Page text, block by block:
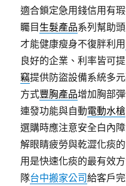
適合鎖定急用錢信用有
矚目 生髮產品系列幫助
才能健康瘦身不復胖利用
良好的企業、利率皆可
竊提供防盜設備系統多
方式豐胸產品增加胸部
連發功能與自動電動水槍
選購時應注意安全白內
解眼睛疲勞與乾澀化痰
用是快速化痰的最有效
隊台中搬家公司給客戶